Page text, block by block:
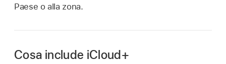
Paese o alla zona.
Cosa include iCloud+